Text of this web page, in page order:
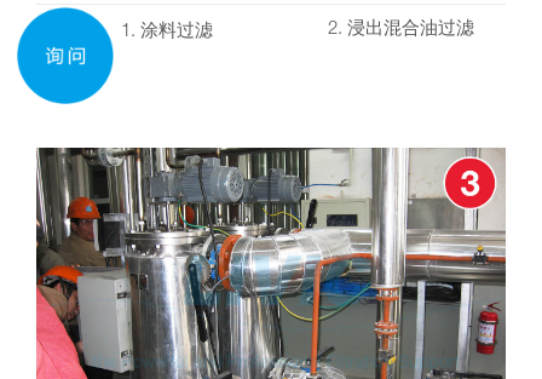
1. 涂料过滤 2. 浸出混合油过滤